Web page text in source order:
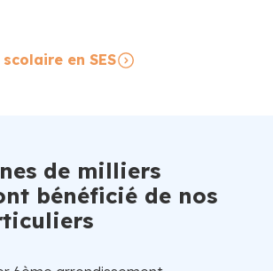
en SES
de milliers
bénéficié de nos